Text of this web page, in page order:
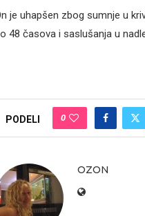
je uhapšen zbog sumnje u
48 časova i saslušanja u
PODELI 0
OZON